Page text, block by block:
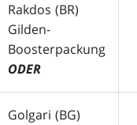
Rakdos (BR)
Gilden-
Boosterpackung
ODER
Golgari (BG)